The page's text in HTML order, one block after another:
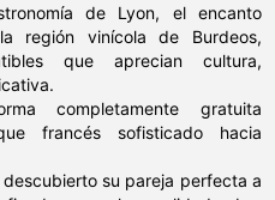
de Lyon, el encanto
región vinícola de Burdeos,
que aprecian cultura,
completamente gratuita
francés sofisticado hacia
su pareja perfecta a